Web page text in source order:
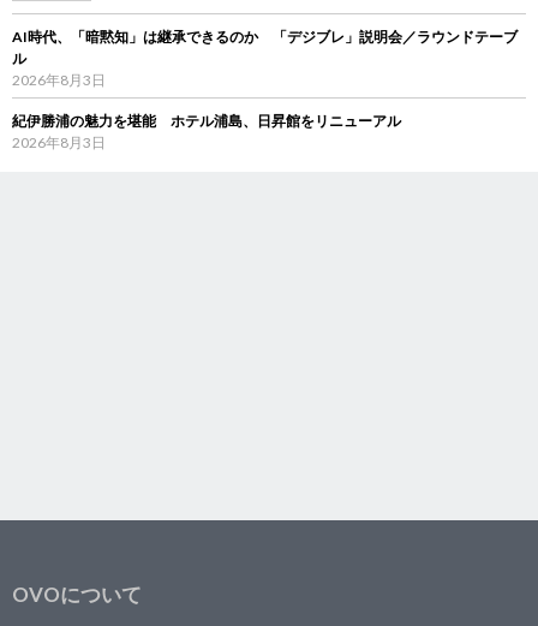
AI時代、「暗黙知」は継承できるのか 「デジブレ」説明会／ラウンドテーブ
ル
2026年8月3日
紀伊勝浦の魅力を堪能 ホテル浦島、日昇館をリニューアル
2026年8月3日
OVOについて